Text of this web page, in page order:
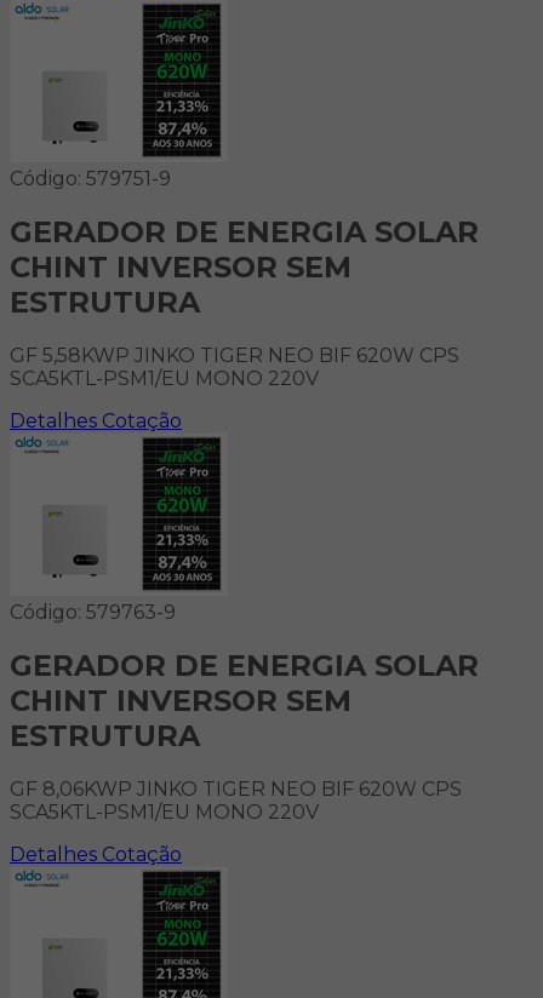
Código: 579751-9
GERADOR DE ENERGIA SOLAR
CHINT INVERSOR SEM
ESTRUTURA
GF 5,58KWP JINKO TIGER NEO BIF 620W CPS
SCA5KTL-PSM1/EU MONO 220V
Detalhes Cotação
Código: 579763-9
GERADOR DE ENERGIA SOLAR
CHINT INVERSOR SEM
ESTRUTURA
GF 8,06KWP JINKO TIGER NEO BIF 620W CPS
SCA5KTL-PSM1/EU MONO 220V
Detalhes Cotação